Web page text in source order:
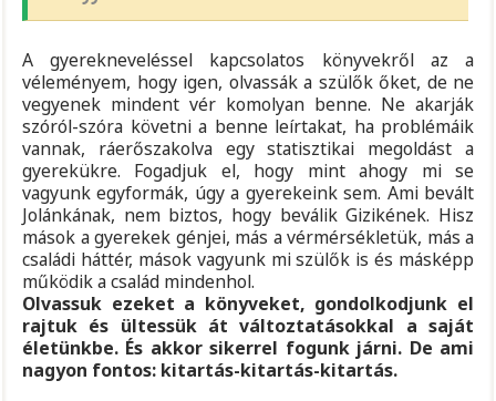
A gyerekneveléssel kapcsolatos könyvekről az a
véleményem, hogy igen, olvassák a szülők őket, de ne
vegyenek mindent vér komolyan benne. Ne akarják
szóról-szóra követni a benne leírtakat, ha problémáik
vannak, ráerőszakolva egy statisztikai megoldást a
gyerekükre. Fogadjuk el, hogy mint ahogy mi se
vagyunk egyformák, úgy a gyerekeink sem. Ami bevált
Jolánkának, nem biztos, hogy beválik Gizikének. Hisz
mások a gyerekek génjei, más a vérmérsékletük, más a
családi háttér, mások vagyunk mi szülők is és másképp
működik a család mindenhol.
Olvassuk ezeket a könyveket, gondolkodjunk el
rajtuk és ültessük át változtatásokkal a saját
életünkbe. És akkor sikerrel fogunk járni. De ami
nagyon fontos: kitartás-kitartás-kitartás.